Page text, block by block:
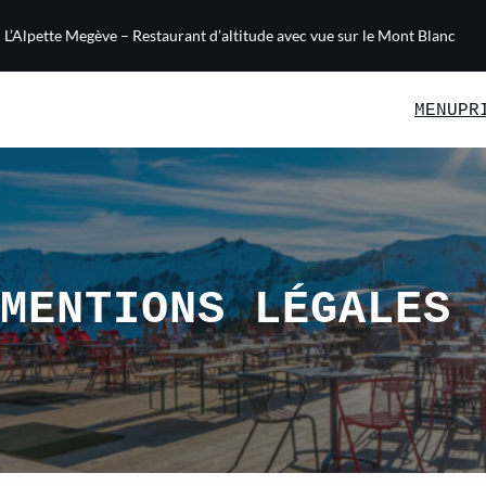
L’Alpette Megève – Restaurant d’altitude avec vue sur le Mont Blanc
MENU
MENTIONS LÉGALES